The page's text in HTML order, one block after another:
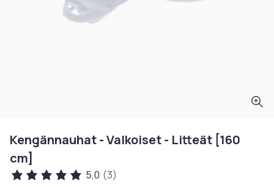
Kengännauhat - Valkoiset - Litteät [160
cm]
5,0 (3)